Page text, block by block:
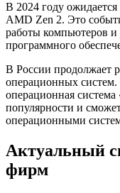
В 2024 году
AMD Zen 2. Это
работы компьютеров
программного
В России продолжает
операционных систем.
операционная
популярности и
операционными
Актуальный
фирм